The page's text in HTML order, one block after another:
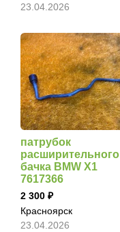
23.04.2026
патрубок
расширительного
бачка BMW X1
7617366
2 300
Красноярск
23.04.2026